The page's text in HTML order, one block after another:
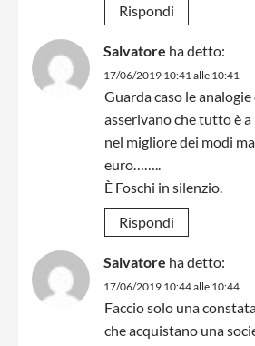
Rispondi
Salvatore ha detto:
17/06/2019 10:41 alle 10:41
Guarda caso le
asserivano che tutto è
nel migliore dei modi
euro……..
È Foschi in silenzio.
Rispondi
Salvatore ha detto:
17/06/2019 10:44 alle 10:44
Faccio solo una
che acquistano una